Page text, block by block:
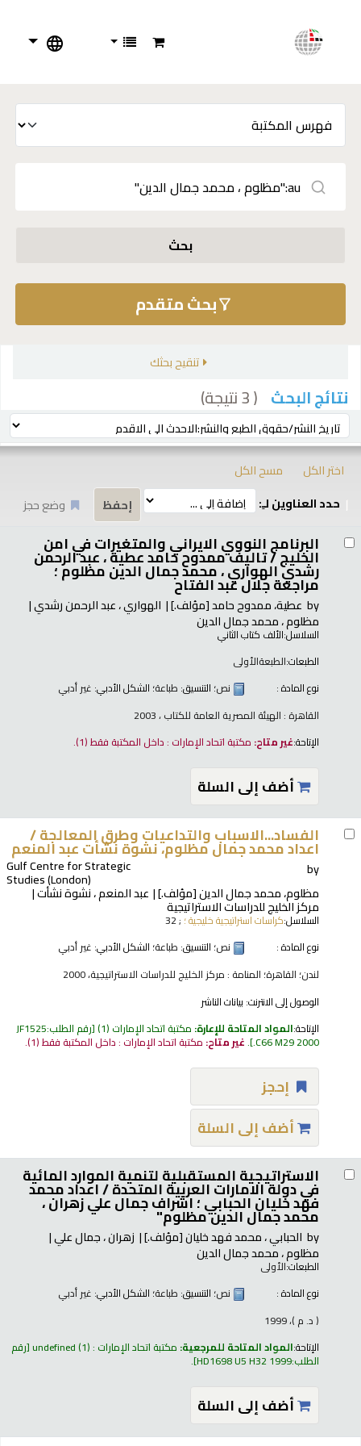
بحث
بحث متقدم
تنقيح بحثك
نتائج البحث ( 3 نتيجة)
ترتيب بواسطة:
اختر الكل
مسح الكل
حدد العناوين لـِ:
وضع حجز
البرنامج النووي الايراني والمتغيرات في امن
الخليج /تاليف ممدوح حامد عطية ، عبد الرحمن
رشدي الهواري ، محمد جمال الدين مظلوم ؛
مراجعة جلال عبد الفتاح
by عطية، ممدوح حامد[مؤلف.] الهواري ، عبد الرحمن رشدي
مظلوم ، محمد جمال الدين
السلاسل:الألف كتاب الثاني
الطبعات:الطبعةالأولى
نوع المادة :
نص؛ التنسيق: طباعة؛ الشكل الأدبي: غير أدبي
القاهرة : الهيئة المصرية العامة للكتاب ، 2003
الإتاحة:غير متاح: مكتبة اتحاد الإمارات : داخل المكتبة فقط(1).
أضف إلى السلة
الفساد...الاسباب والتداعيات وطرق المعالجة /
اعداد محمد جمال مظلوم، نشوة نشأت عبد المنعم
Gulf Centre for Strategic
Studies (London)
by
مظلوم، محمد جمال الدين[مؤلف.] عبد المنعم ، نشوة نشأت
مركز الخليج للدراسات الاستراتيجية
السلاسل:كراسات استراتيجية خليجية ؛ ; 32
نوع المادة :
نص؛ التنسيق: طباعة؛ الشكل الأدبي: غير أدبي
لندن؛ القاهرة؛ المنامة : مركز الخليج للدراسات الاستراتيجية، 2000
الوصول إلى الانترنت: بيانات الناشر
الإتاحة:المواد المتاحة للإعارة: مكتبة اتحاد الإمارات (1) رقم الطلب:JF1525
.C66 M29 2000
.غير متاح: مكتبة اتحاد الإمارات : داخل المكتبة فقط(1).
إحجز
أضف إلى السلة
الاستراتيجية المستقبلية لتنمية الموارد المائية
في دولة الامارات العربية المتحدة /اعداد محمد
فهد خليان الحبابي ؛ اشراف جمال علي زهران ،
محمد جمال الدين مظلوم"
by الحبابي ، محمد فهد خليان[مؤلف.] زهران ، جمال علي
مظلوم ، محمد جمال الدين
الطبعات:الأولى
نوع المادة :
نص؛ التنسيق: طباعة؛ الشكل الأدبي: غير أدبي
( د. م )، 1999
الإتاحة:المواد المتاحة للمرجعية: مكتبة اتحاد الإمارات : undefined(1) رقم
الطلب:HD1698 U5 H32 1999
.
أضف إلى السلة